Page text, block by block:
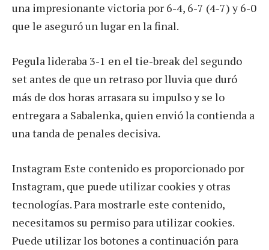
una impresionante victoria por 6-4, 6-7 (4-7) y 6-0
que le aseguró un lugar en la final.
Pegula lideraba 3-1 en el tie-break del segundo
set antes de que un retraso por lluvia que duró
más de dos horas arrasara su impulso y se lo
entregara a Sabalenka, quien envió la contienda a
una tanda de penales decisiva.
Instagram Este contenido es proporcionado por
Instagram, que puede utilizar cookies y otras
tecnologías. Para mostrarle este contenido,
necesitamos su permiso para utilizar cookies.
Puede utilizar los botones a continuación para